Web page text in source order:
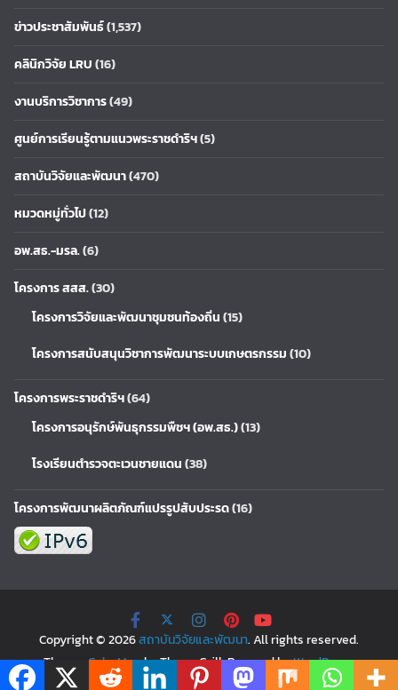
ข่าวประชาสัมพันธ์(1,537)
คลินิกวิจัย LRU(16)
งานบริการวิชาการ(49)
ศูนย์การเรียนรู้ตามแนวพระราชดำริฯ(5)
สถาบันวิจัยและพัฒนา(470)
หมวดหมู่ทั่วไป(12)
อพ.สธ.-มรล.(6)
โครงการ สสส.(30)
โครงการวิจัยและพัฒนาชุมชนท้องถิ่น(15)
โครงการสนับสนุนวิชาการพัฒนาระบบเกษตรกรรม(10)
โครงการพระราชดำริฯ(64)
โครงการอนุรักษ์พันธุกรรมพืชฯ (อพ.สธ.)(13)
โรงเรียนตำรวจตะเวนชายแดน(38)
โครงการพัฒนาผลิตภัณฑ์แปรรูปสับประรด(16)
Copyright © 2026สถาบันวิจัยและพัฒนา. All rights reserved.
Theme: ColorMagby ThemeGrill. Powered byWordPress.